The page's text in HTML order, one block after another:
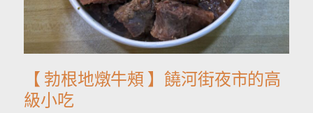
【 勃根地燉牛頰 】饒河街夜市的高
級小吃